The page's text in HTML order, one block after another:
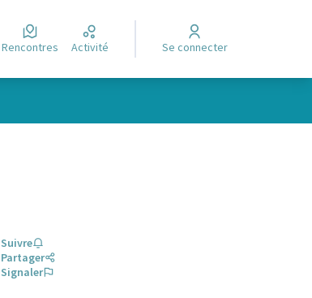
Rencontres Activité Se connecter
Suivre
Partager
Signaler